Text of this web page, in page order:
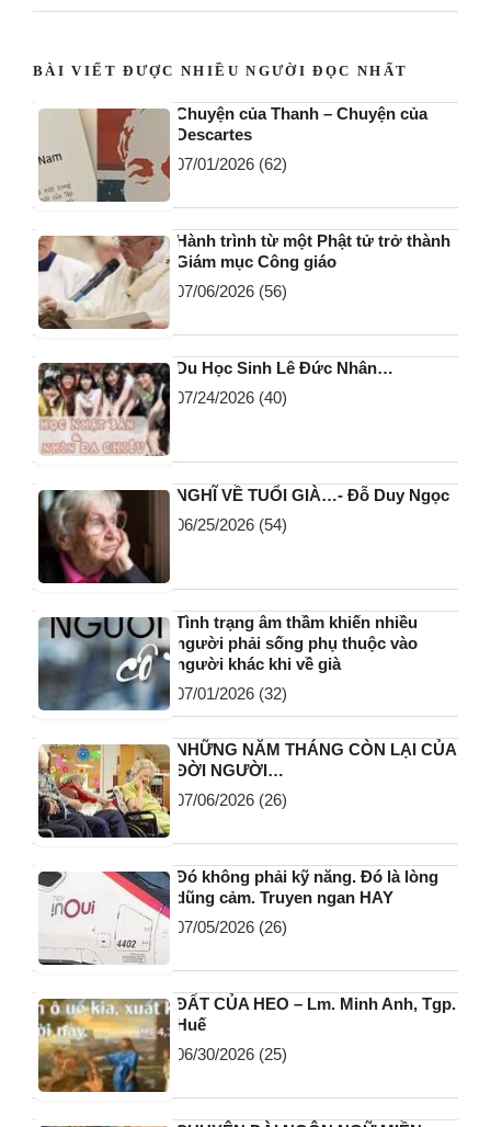
Nghi phạm gây ra vụ cháy thảm khốc ở Spokane
08/05/2026
NỮ TU KHIẾM THỊ CHỮA LÀNH NHIỀU NGƯỜI
08/05/2026
Tôi sẽ sử dụng thân xác của mình thế nào để làm vinh
danh Thiên Chúa?- Cha Vương
Thủ phạm gây ra 3 vụ trộm tiệm vàng là Bác Sĩ
08/05/2026
BÀI VIẾT ĐƯỢC NHIỀU NGƯỜI ĐỌC NHẤT
Chuyện của Thanh – Chuyện của
07/01/2026 (62)
Hành trình từ một Phật tử trở thành
07/06/2026 (56)
Du Học Sinh Lê Đức Nhân…
07/24/2026 (40)
NGHĨ VỀ TUỔI GIÀ…- Đỗ Duy Ngọc
Tình trạng âm thầm khiến nhiều
người phải sống phụ thuộc vào
07/01/2026 (32)
NHỮNG NĂM THÁNG CÒN LẠI CỦA
ĐỜI NGƯỜI…
07/06/2026 (26)